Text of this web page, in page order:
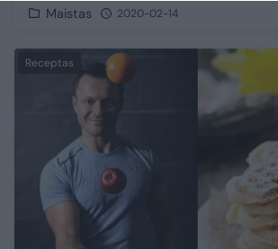
Maistas 2020-02-14
Receptas